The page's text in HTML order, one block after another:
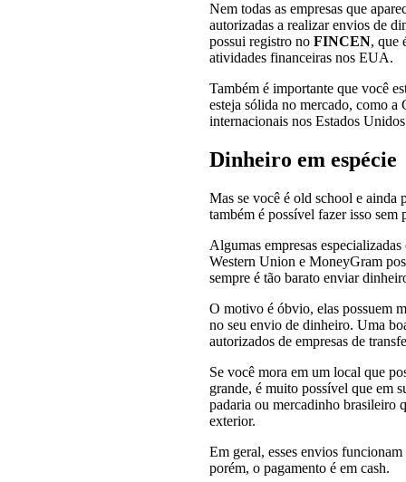
Nem todas as empresas que
autorizadas a realizar envios de
possui registro no FINCEN, que
atividades financeiras nos EUA.
Também é importante que você
esteja sólida no mercado, como a
internacionais nos Estados
Dinheiro em espécie
Mas se você é old school e ainda
também é possível fazer isso sem
Algumas empresas
Western Union e MoneyGram
sempre é tão barato enviar
O motivo é óbvio, elas possuem
no seu envio de dinheiro. Uma
autorizados de empresas de
Se você mora em um local que
grande, é muito possível que em
padaria ou mercadinho brasileiro
exterior.
Em geral, esses envios
porém, o pagamento é em cash.